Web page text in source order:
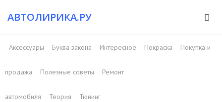
АВТОЛИРИКА.РУ
Аксессуары Буква закона Интересное Покраска Покупка и
продажа Полезные советы Ремонт
автомобиля Теория Тюнинг